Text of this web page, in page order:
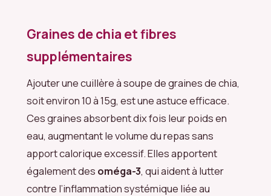
Graines de chia et fibres
supplémentaires
Ajouter une cuillère à soupe de graines de chia,
soit environ 10 à 15g, est une astuce efficace.
Ces graines absorbent dix fois leur poids en
eau, augmentant le volume du repas sans
apport calorique excessif. Elles apportent
également des oméga-3, qui aident à lutter
contre l’inflammation systémique liée au